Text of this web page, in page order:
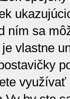
ním sa
vlastne